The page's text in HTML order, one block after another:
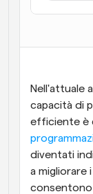
Rimani
Riunioni
Link di
Prenota
Nell'attuale
capacità di
efficiente è
diventati
a migliorare
consentono